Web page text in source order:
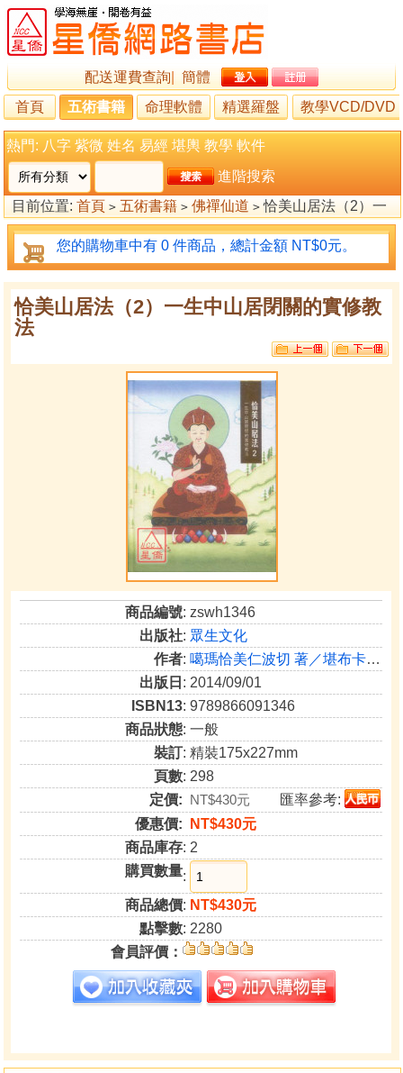
配送運費查詢
簡體
首頁
五術書籍 命理軟體 精選羅盤 教學VCD/DVD
熱門: 八字 紫微 姓名 易經 堪輿 教學 軟件
進階搜索
目前位置: 首頁 > 五術書籍 > 佛禪仙道 > 恰美山居法（2）一
生中山居閉關的實修教法
您的購物車中有 0 件商品，總計金額 NT$0元。
恰美山居法（2）一生中山居閉關的實修教
法
商品編號: zswh1346
出版社: 眾生文化
作者: 噶瑪恰美仁波切 著／堪布卡塔仁波切 講述
出版日 : 2014/09/01
ISBN13: 9789866091346
商品狀態: 一般
裝訂: 精裝175x227mm
頁數: 298
定價: NT$430元
匯率參考:
優惠價:
NT$430元
商品庫存: 2
購買數量:
商品總價: NT$430元
點擊數: 2280
會員評價：